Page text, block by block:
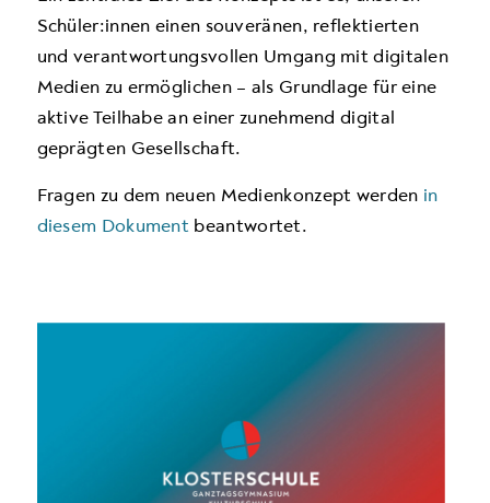
Schüler:innen einen souveränen, reflektierten
und verantwortungsvollen Umgang mit digitalen
Medien zu ermöglichen – als Grundlage für eine
aktive Teilhabe an einer zunehmend digital
geprägten Gesellschaft.
Fragen zu dem neuen Medienkonzept werden in
diesem Dokument beantwortet.